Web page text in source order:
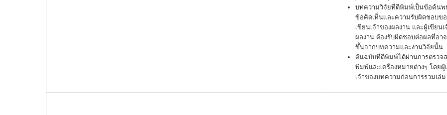
บทความวิจัยที่ตีพิมพ์เป็นข้อค้นพ
ข้อคิดเห็นและความรับผิดชอบข
เขียนเจ้าของผลงาน และผู้เขียนเ
ผลงาน ต้องรับผิดชอบต่อผลที่อาจ
ขึ้นจากบทความและงานวิจัยนั้น
ต้นฉบับที่ตีพิมพ์ได้ผ่านการตรวจ
พิมพ์และเครื่องหมายต่างๆ โดยผู้
เจ้าของบทความก่อนการรวมเล่ม